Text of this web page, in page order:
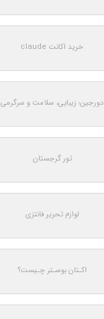
خرید اکانت claude
دورجین؛ زیبایی، سلامت و سرگرمی
تور گرجستان
لوازم تحریر فانتزی
اکـتان بوسـتر چـیست؟